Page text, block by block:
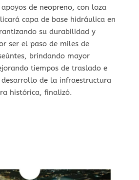
de neopreno, con loza
capa de base hidráulica en
su durabilidad y
ser el paso de miles de
brindando mayor
tiempos de traslado e
de la infraestructura
histórica, finalizó.